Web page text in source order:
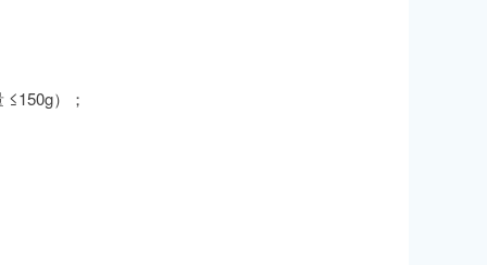
）；